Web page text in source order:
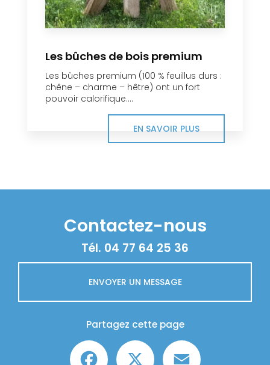
Les bûches de bois premium
Les bûches premium (100 % feuillus durs :
chêne – charme – hêtre) ont un fort
pouvoir calorifique....
EN SAVOIR PLUS
Contactez-nous
Tél. 04 77 64 25 36
ENVOYER UN MESSAGE
Partagez cette page
Facebook